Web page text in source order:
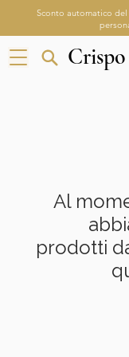
Sconto automatico
Al
prodotti
Aria